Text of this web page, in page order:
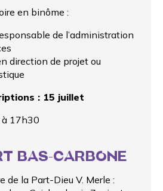
en binôme :
de l’administration
direction de projet ou
: 15 juillet
à 17h30
BAS-CARBONE
de la Part-Dieu V. Merle :